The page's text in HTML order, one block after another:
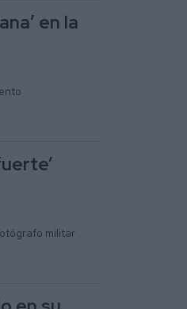
en la
militar